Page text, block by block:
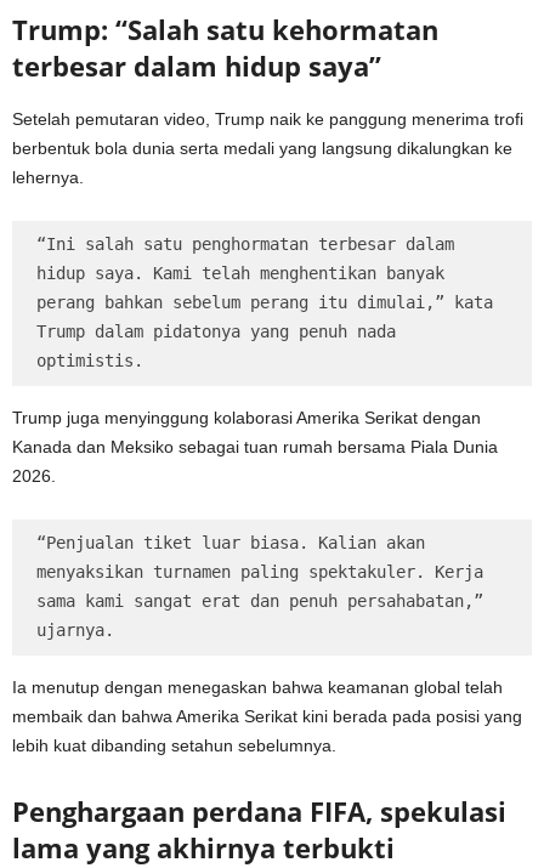
Trump: “Salah satu kehormatan
terbesar dalam hidup saya”
Setelah pemutaran video, Trump naik ke panggung menerima trofi
berbentuk bola dunia serta medali yang langsung dikalungkan ke
lehernya.
“Ini salah satu penghormatan terbesar dalam
hidup saya. Kami telah menghentikan banyak
perang bahkan sebelum perang itu dimulai,” kata
Trump dalam pidatonya yang penuh nada
optimistis.
Trump juga menyinggung kolaborasi Amerika Serikat dengan
Kanada dan Meksiko sebagai tuan rumah bersama Piala Dunia
2026.
“Penjualan tiket luar biasa. Kalian akan
menyaksikan turnamen paling spektakuler. Kerja
sama kami sangat erat dan penuh persahabatan,”
ujarnya.
Ia menutup dengan menegaskan bahwa keamanan global telah
membaik dan bahwa Amerika Serikat kini berada pada posisi yang
lebih kuat dibanding setahun sebelumnya.
Penghargaan perdana FIFA, spekulasi
lama yang akhirnya terbukti